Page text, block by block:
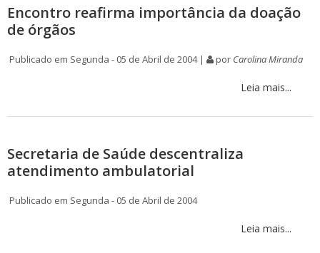
Encontro reafirma importância da doação
de órgãos
Publicado em Segunda - 05 de Abril de 2004 | por Carolina Miranda
Leia mais...
Secretaria de Saúde descentraliza
atendimento ambulatorial
Publicado em Segunda - 05 de Abril de 2004
Leia mais...